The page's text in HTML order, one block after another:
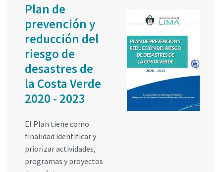
Plan de
prevención y
reducción del
riesgo de
desastres de
la Costa Verde
2020 - 2023
El Plan tiene como
finalidad identificar y
priorizar actividades,
programas y proyectos